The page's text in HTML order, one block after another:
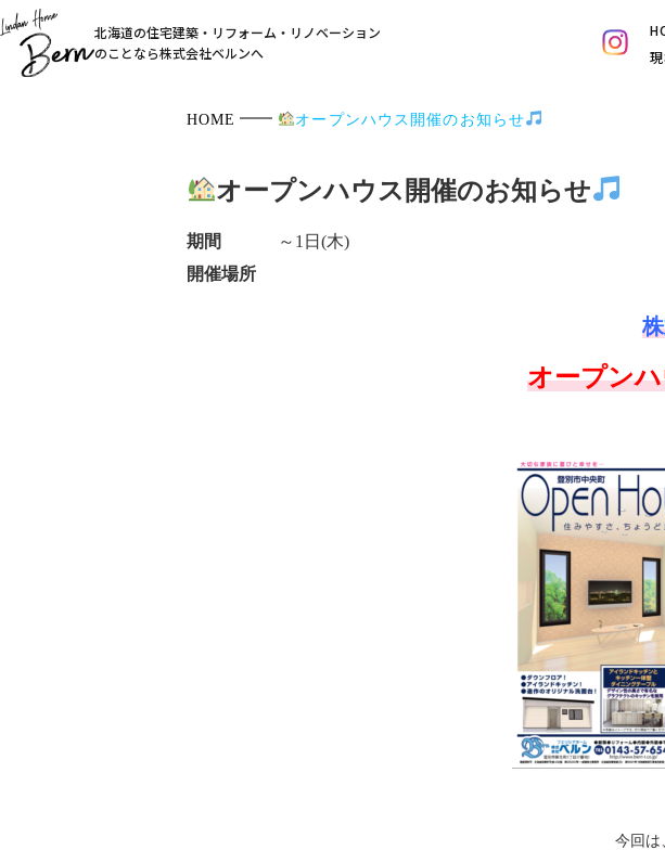
北海道の住宅建築・リフォーム・リノベーション
のことなら株式会社ベルンへ
HOME オープンハウス開催のお知らせ
オープンハウス開催のお知らせ
期間
～1日(木)
開催場所
オープン
今回は